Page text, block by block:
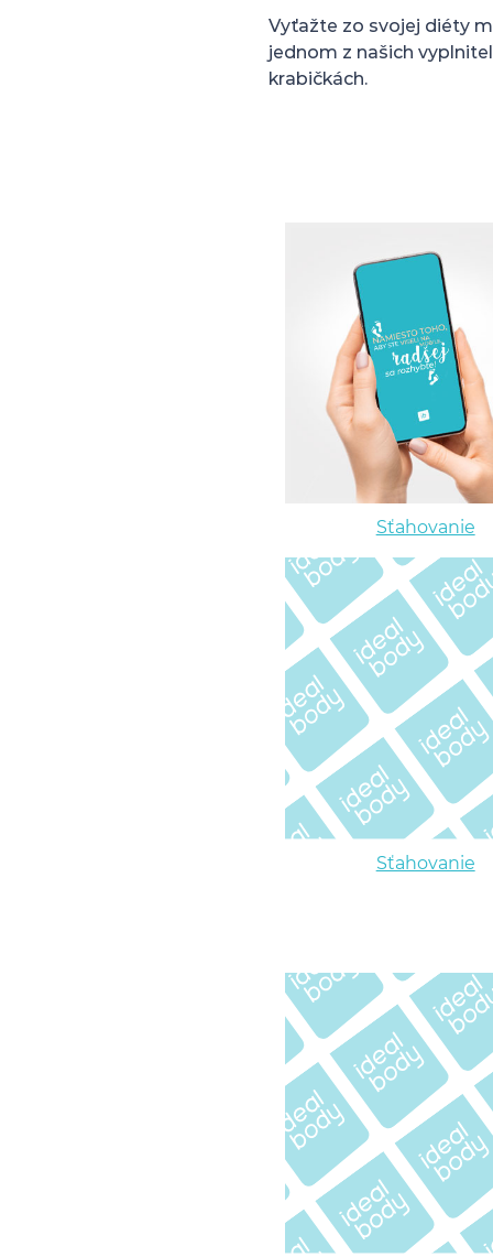
Vyťažte zo svojej diéty
jednom z našich
krabičkách.
Sťahovanie
Sťahovanie